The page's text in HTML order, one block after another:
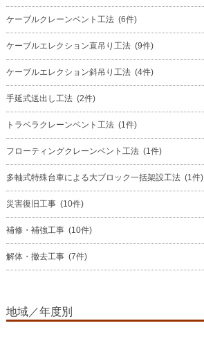
ケーブルクレーンベント工法 (6件)
ケーブルエレクション直吊り工法 (9件)
ケーブルエレクション斜吊り工法 (4件)
手延式送出し工法 (2件)
トラベラクレーンベント工法 (1件)
フローティングクレーンベント工法 (1件)
多軸式特殊台車による大ブロック一括架設工法 (1件)
災害復旧工事 (10件)
補修・補強工事 (10件)
解体・撤去工事 (7件)
地域／年度別